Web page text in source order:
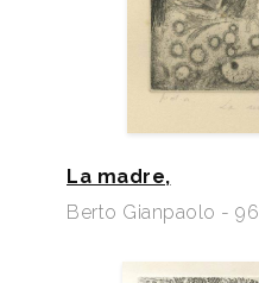
La madre,
Berto Gianpaolo - 96